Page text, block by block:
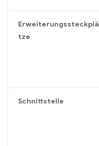
Erweiterungssteckplä
tze
Schnittstelle